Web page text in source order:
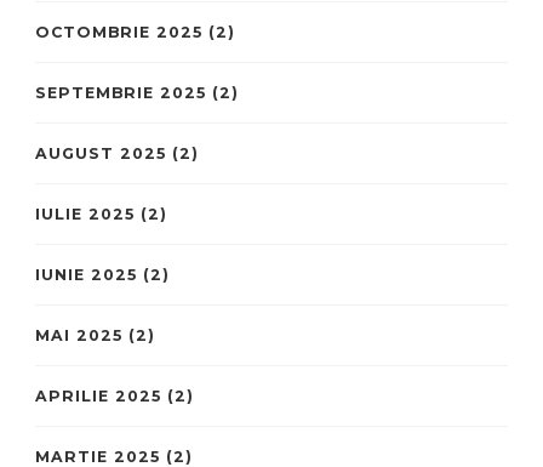
OCTOMBRIE 2025 (2)
SEPTEMBRIE 2025 (2)
AUGUST 2025 (2)
IULIE 2025 (2)
IUNIE 2025 (2)
MAI 2025 (2)
APRILIE 2025 (2)
MARTIE 2025 (2)